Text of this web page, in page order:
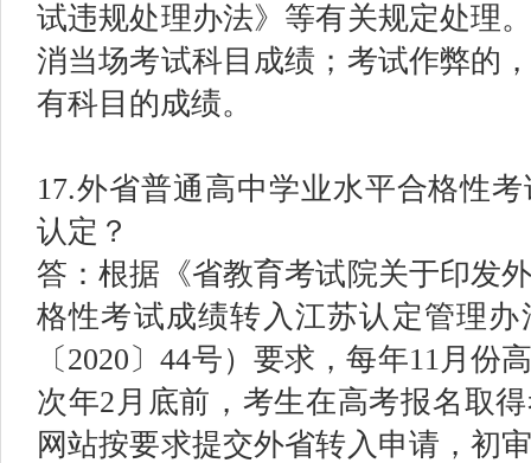
试违规处理办法》等有关规定处理
消当场考试科目成绩；考试作弊的
有科目的成绩。
17.外省普通高中学业水平合格性
认定？
答：根据《省教育考试院关于印发
格性考试成绩转入江苏认定管理
〔2020〕44号）要求，每年11月份
次年2月底前，考生在高考报名取
网站按要求提交外省转入申请，初